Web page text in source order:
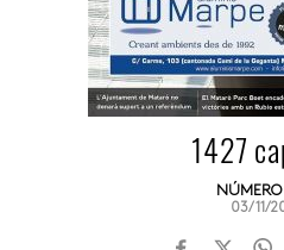
1427
03/11/